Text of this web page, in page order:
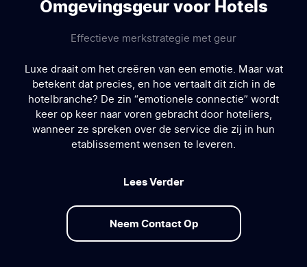
Omgevingsgeur voor Hotels
Effectieve merkstrategie met geur
Luxe draait om het creëren van een emotie. Maar wat
betekent dat precies, en hoe vertaalt dit zich in de
hotelbranche? De zin “emotionele connectie” wordt
keer op keer naar voren gebracht door hoteliers,
wanneer ze spreken over de service die zij in hun
etablissement wensen te leveren.
Lees Verder
Neem Contact Op